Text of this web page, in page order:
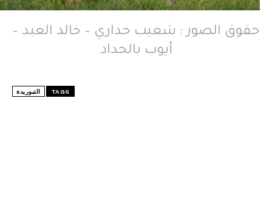
حقوق الصور : شعيب حداري – خالد العبد –
أيوب بالحداد
TAGS التبوريدة